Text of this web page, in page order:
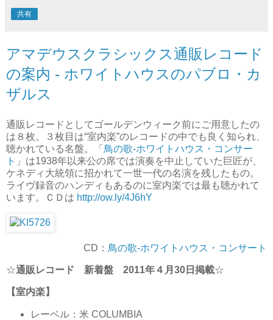
共有
アマデウスクラシックス通販レコード
の案内 - ホワイトハウスのパブロ・カ
ザルス
通販レコードとしてゴールデンウィーク前にご用意したの
は８枚。３枚目は“室内楽”のレコードの中でも良く知られ、
聴かれている名盤。「 鳥の歌-ホワイトハウス・コンサー
ト 」は1938年以来公の席では演奏を中止していた巨匠が、
ケネディ大統領に招かれて一世一代の名演を残したもの。
ライヴ録音のハンディもあるのに室内楽では最も聴かれて
います。ＣＤは http://ow.ly/4J6hY
CD： 鳥の歌-ホワイトハウス・コンサート
☆通販レコード 新着盤 2011年４月30日掲載☆
【室内楽】
レーベル：米 COLUMBIA